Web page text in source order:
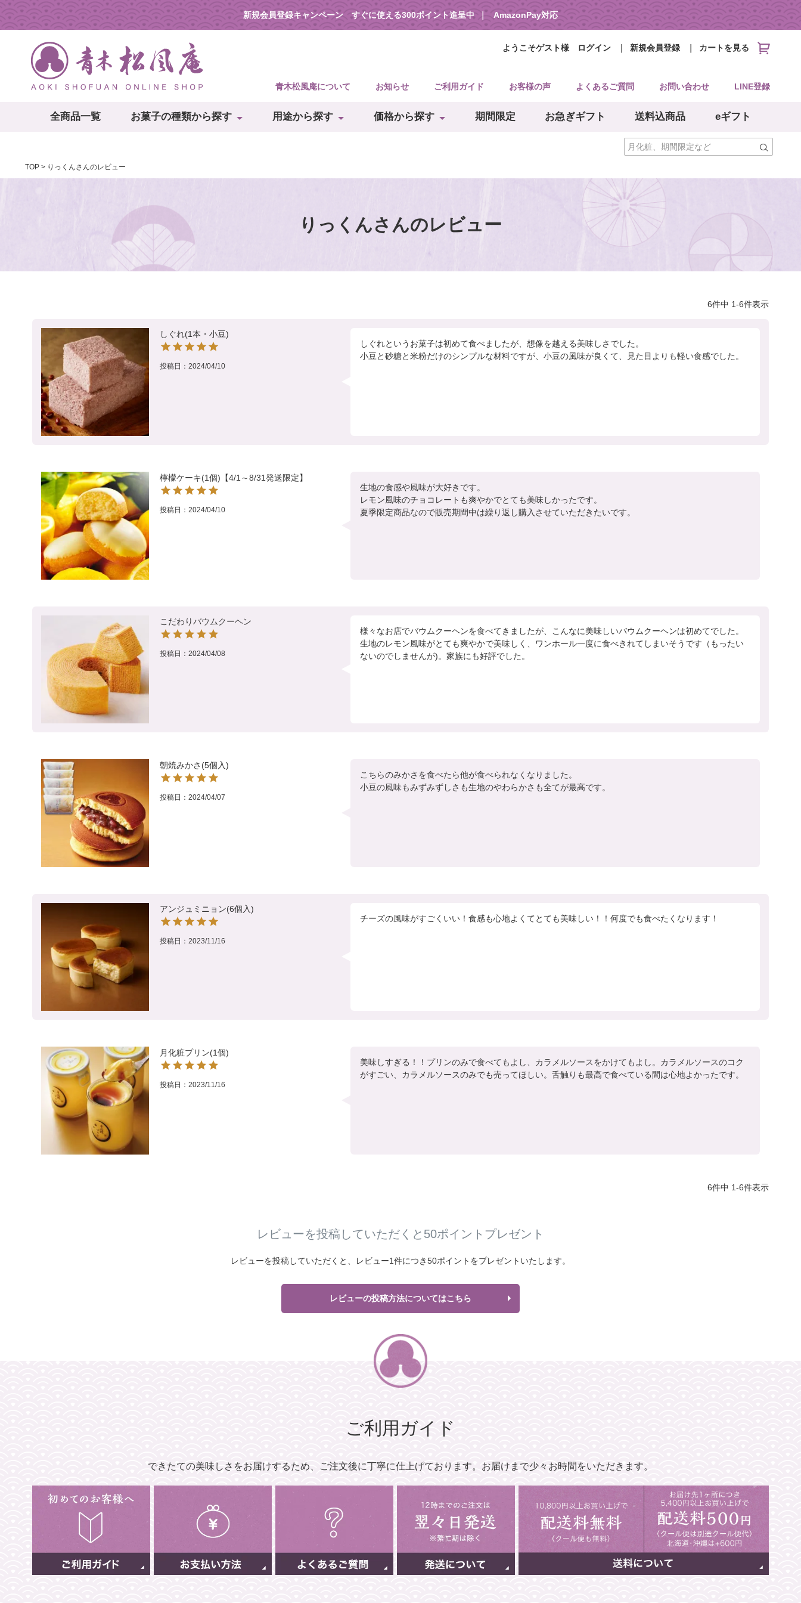
新規会員登録キャンペーン すぐに使える300ポイント進呈中 AmazonPay対応
ようこそゲスト様 ログイン 新規会員登録 カートを見る
青木松風庵について お知らせ ご利用ガイド お客様の声 よくあるご質問 お問い合わせ LINE登録
全商品一覧 お菓子の種類から探す 用途から探す 価格から探す 期間限定 お急ぎギフト 送料込商品 eギフト
TOP りっくんさんのレビュー
りっくんさんのレビュー
6件中 1-6件表示
しぐれ(1本・小豆)
投稿日 2024/04/10
しぐれというお菓子は初めて食べましたが、想像を越える美味しさでした。
小豆と砂糖と米粉だけのシンプルな材料ですが、小豆の風味が良くて、見た目よりも軽い食感でした。
檸檬ケーキ(1個)【4/1～8/31発送限定】
投稿日 2024/04/10
生地の食感や風味が大好きです。
レモン風味のチョコレートも爽やかでとても美味しかったです。
夏季限定商品なので販売期間中は繰り返し購入させていただきたいです。
こだわりバウムクーヘン
投稿日 2024/04/08
様々なお店でバウムクーヘンを食べてきましたが、こんなに美味しいバウムクーヘンは初めてでした。
生地のレモン風味がとても爽やかで美味しく、ワンホール一度に食べきれてしまいそうです（もったい
ないのでしませんが)。家族にも好評でした。
朝焼みかさ(5個入)
投稿日 2024/04/07
こちらのみかさを食べたら他が食べられなくなりました。
小豆の風味もみずみずしさも生地のやわらかさも全てが最高です。
アンジュミニョン(6個入)
投稿日 2023/11/16
チーズの風味がすごくいい！食感も心地よくてとても美味しい！！何度でも食べたくなります！
月化粧プリン(1個)
投稿日 2023/11/16
美味しすぎる！！プリンのみで食べてもよし、カラメルソースをかけてもよし。カラメルソースのコク
がすごい、カラメルソースのみでも売ってほしい。舌触りも最高で食べている間は心地よかったです。
6件中 1-6件表示
レビューを投稿していただくと50ポイントプレゼント
レビューを投稿していただくと、 レビュー1件につき50ポイントをプレゼントいたします。
レビューの投稿方法についてはこちら
ご利用ガイド
できたての美味しさをお届けするため、 ご注文後に丁寧に仕上げております。 お届けまで少々お時間をいただきます。